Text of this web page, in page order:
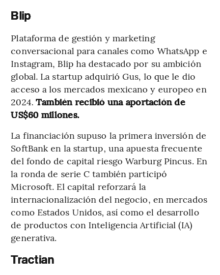
Blip
Plataforma de gestión y marketing
conversacional para canales como WhatsApp e
Instagram, Blip ha destacado por su ambición
global. La startup adquirió Gus, lo que le dio
acceso a los mercados mexicano y europeo en
2024. También recibió una aportación de
US$60 millones.
La financiación supuso la primera inversión de
SoftBank en la startup, una apuesta frecuente
del fondo de capital riesgo Warburg Pincus. En
la ronda de serie C también participó
Microsoft. El capital reforzará la
internacionalización del negocio, en mercados
como Estados Unidos, así como el desarrollo
de productos con Inteligencia Artificial (IA)
generativa.
Tractian